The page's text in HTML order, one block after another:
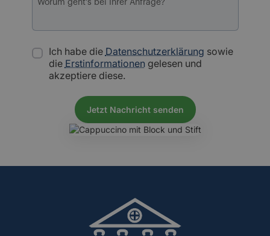
Ich habe die Datenschutzerklärung sowie
die Erstinformationen gelesen und
akzeptiere diese.